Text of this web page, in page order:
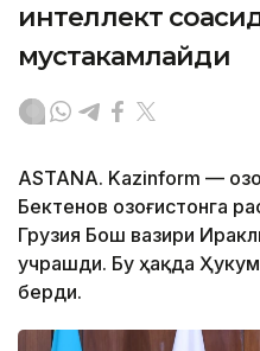
интеллект
мустаҳкамлайди
ASTANA. Kazinform —
Бектенов Қозоғистонга
Грузия Бош вазири
учрашди. Бу ҳақда
берди.